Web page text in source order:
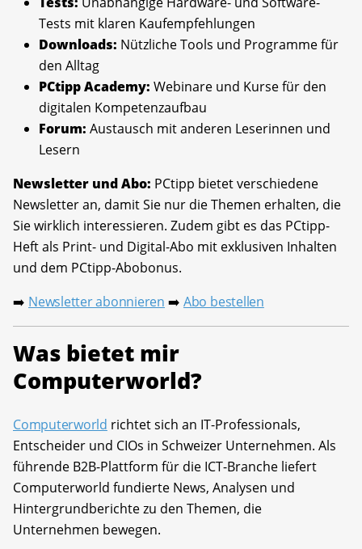
Tests mit klaren Kaufempfehlungen
Downloads: Nützliche Tools und Programme für
den Alltag
PCtipp Academy: Webinare und Kurse für den
digitalen Kompetenzaufbau
Forum: Austausch mit anderen Leserinnen und
Lesern
Newsletter und Abo: PCtipp bietet verschiedene
Newsletter an, damit Sie nur die Themen erhalten, die
Sie wirklich interessieren. Zudem gibt es das PCtipp-
Heft als Print- und Digital-Abo mit exklusiven Inhalten
und dem PCtipp-Abobonus.
➡️ Newsletter abonnieren ➡️ Abo bestellen
Was bietet mir
Computerworld?
Computerworld richtet sich an IT-Professionals,
Entscheider und CIOs in Schweizer Unternehmen. Als
führende B2B-Plattform für die ICT-Branche liefert
Computerworld fundierte News, Analysen und
Hintergrundberichte zu den Themen, die
Unternehmen bewegen.